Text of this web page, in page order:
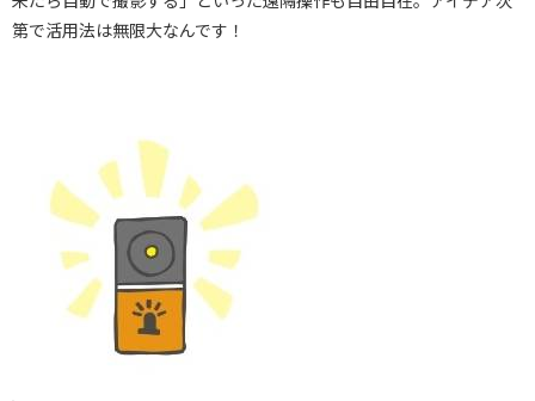
第で活用法は無限大なんです！